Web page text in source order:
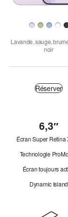
Lavande, sauge,
noir
Réserver
d’œil
6,3″
Écran Super Retina
Technologie
Écran toujours
Dynamic Island